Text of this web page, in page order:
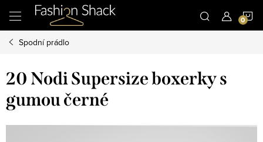
obsah
Spodní prádlo
20 Nodi Supersize boxerky s
gumou černé